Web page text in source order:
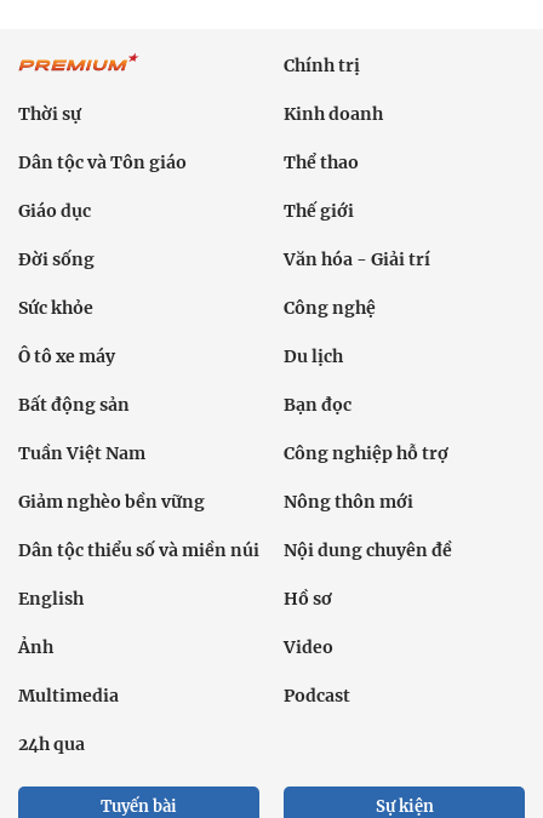
Chính trị
Thời sự Kinh doanh
Dân tộc và Tôn giáo Thể thao
Giáo dục Thế giới
Đời sống Văn hóa - Giải trí
Sức khỏe Công nghệ
Ô tô xe máy Du lịch
Bất động sản Bạn đọc
Tuần Việt Nam Công nghiệp hỗ trợ
Giảm nghèo bền vững Nông thôn mới
Dân tộc thiểu số và miền núi Nội dung chuyên đề
English Hồ sơ
Ảnh Video
Multimedia Podcast
24h qua
Tuyến bài Sự kiện